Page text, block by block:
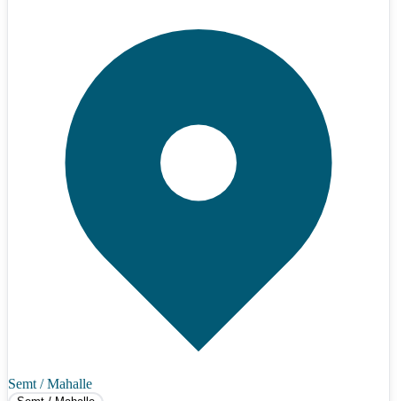
Semt / Mahalle